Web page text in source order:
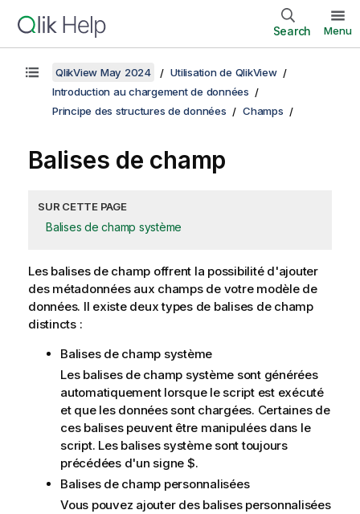
Search Menu
QlikView May 2024
Utilisation de QlikView
Introduction au chargement de données
Principe des structures de données
Champs
Balises de champ
SUR CETTE PAGE
Balises de champ système
Les balises de champ offrent la possibilité d'ajouter
des métadonnées aux champs de votre modèle de
données. Il existe deux types de balises de champ
distincts :
Balises de champ système
Les balises de champ système sont générées
automatiquement lorsque le script est exécuté
et que les données sont chargées. Certaines de
ces balises peuvent être manipulées dans le
script. Les balises système sont toujours
précédées d'un signe $.
Balises de champ personnalisées
Vous pouvez ajouter des balises personnalisées